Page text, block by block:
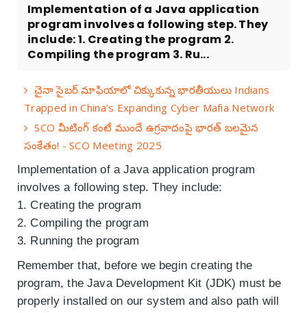
Implementation of a Java application
program involves a following step. They
include: 1. Creating the program 2.
Compiling the program 3. Ru...
చైనా సైబర్ మాఫియాలో చిక్కుకున్న భారతీయులు Indians
Trapped in China’s Expanding Cyber Mafia Network
SCO మీటింగ్ కంటే ముందే ఉగ్రవాదంపై భారత్ బలమైన
సంకేతం! - SCO Meeting 2025
Implementation of a Java application program
involves a following step. They include:
1. Creating the program
2. Compiling the program
3. Running the program
Remember that, before we begin creating the
program, the Java Development Kit (JDK) must be
properly installed on our system and also path will